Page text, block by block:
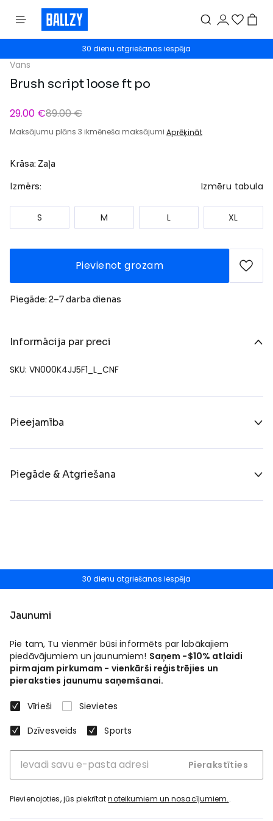
30 dienu atgriešanas iespēja
Vans
Brush script loose ft po
29.00 €89.00 €
Maksājumu plāns 3 ikmēneša maksājumi Aprēķināt
Krāsa: Zaļa
Izmērs: Izmēru tabula
S M L XL
Pievienot grozam
Piegāde: 2–7 darba dienas
Informācija par preci
SKU: VN000K4JJ5F1_L_CNF
Pieejamība
Piegāde & Atgriešana
30 dienu atgriešanas iespēja
Jaunumi
Pie tam, Tu vienmēr būsi informēts par labākajiem
piedāvājumiem un jaunumiem! Saņem -$10% atlaidi
pirmajam pirkumam - vienkārši reģistrējies un
pieraksties jaunumu saņemšanai.
Vīrieši
Sievietes
Dzīvesveids
Sports
Pierakstīties
Pievienojoties, jūs piekrītatnoteikumiem un nosacījumiem..